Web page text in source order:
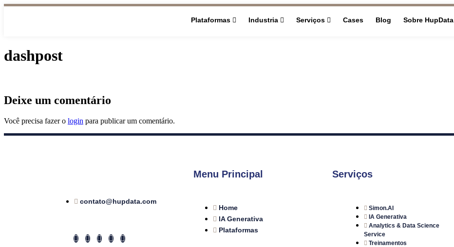
Plataformas Industria Serviços Cases Blog Sobre HupData
dashpost
Deixe um comentário
Você precisa fazer o login para publicar um comentário.
contato@hupdata.com
Menu Principal
Home
IA Generativa
Plataformas
Serviços
Simon.AI
IA Generativa
Analytics & Data Science
Service
Treinamentos